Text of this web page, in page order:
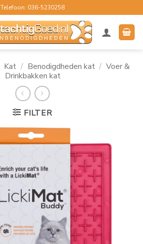
Telefoon: 036-5230258
Kat / Benodigdheden kat / Voer &
Drinkbakken kat
FILTER